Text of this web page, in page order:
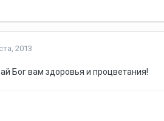
2013
Бог вам здоровья и процветания!